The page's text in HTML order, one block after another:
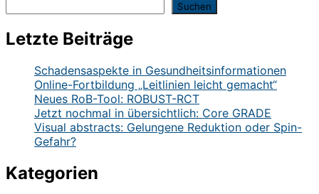
Suchen
Letzte Beiträge
Schadensaspekte in Gesundheitsinformationen
Online-Fortbildung „Leitlinien leicht gemacht“
Neues RoB-Tool: ROBUST-RCT
Jetzt nochmal in übersichtlich: Core GRADE
Visual abstracts: Gelungene Reduktion oder Spin-
Gefahr?
Kategorien